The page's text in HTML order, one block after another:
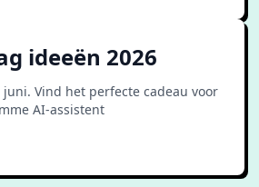
ideeën 2026
juni. Vind het perfecte cadeau voor
AI-assistent